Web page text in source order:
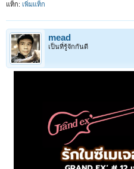
แท็ก: เพิ่มแท็ก
mead
เป็นที่รู้จักกันดี